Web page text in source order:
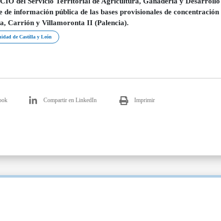
de información pública de las bases provisionales de
Carrión y Villamoronta II (Palencia).
de Castilla y León
Compartir en LinkedIn Imprimir